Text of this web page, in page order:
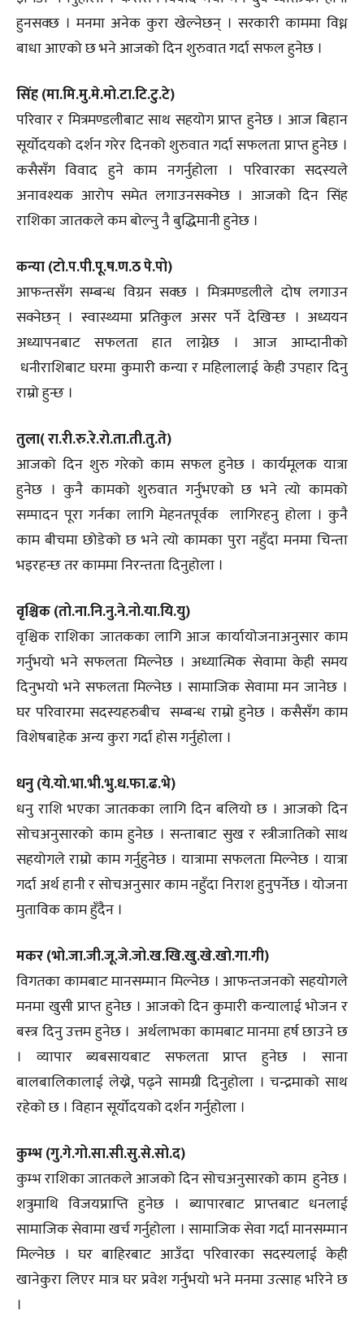
हुनसक्छ । मनमा अनेक कुरा खेल्नेछन् । सरकारी काममा विध्न
बाधा आएको छ भने आजको दिन शुरुवात गर्दा सफल हुनेछ ।
सिंह (मा.मि.मु.मे.मो.टा.टि.टु.टे)
परिवार र मित्रमण्डलीबाट साथ सहयोग प्राप्त हुनेछ । आज बिहान
सूर्योदयको दर्शन गरेर दिनको शुरुवात गर्दा सफलता प्राप्त हुनेछ ।
कसैसँग विवाद हुने काम नगर्नुहोला । परिवारका सदस्यले
अनावश्यक आरोप समेत लगाउनसक्नेछ । आजको दिन सिंह
राशिका जातकले कम बोल्नु नै बुद्धिमानी हुनेछ ।
कन्या (टो.प.पी.पू.ष.ण.ठ पे.पो)
आफन्तसँग सम्बन्ध विग्रन सक्छ । मित्रमण्डलीले दोष लगाउन
सक्नेछन् । स्वास्थ्यमा प्रतिकुल असर पर्ने देखिन्छ । अध्ययन
अध्यापनबाट सफलता हात लाग्नेछ । आज आम्दानीको
धनीराशिबाट घरमा कुमारी कन्या र महिलालाई केही उपहार दिनु
राम्रो हुन्छ ।
तुला( रा.री.रु.रे.रो.ता.ती.तु.ते)
आजको दिन शुरु गरेको काम सफल हुनेछ । कार्यमूलक यात्रा
हुनेछ । कुनै कामको शुरुवात गर्नुभएको छ भने त्यो कामको
सम्पादन पूरा गर्नका लागि मेहनतपूर्वक लागिरहनु होला । कुनै
काम बीचमा छोडेको छ भने त्यो कामका पुरा नहुँदा मनमा चिन्ता
भइरहन्छ तर काममा निरन्तता दिनुहोला ।
वृश्चिक (तो.ना.नि.नु.ने.नो.या.यि.यु)
वृश्चिक राशिका जातकका लागि आज कार्यायोजनाअनुसार काम
गर्नुभयो भने सफलता मिल्नेछ । अध्यात्मिक सेवामा केही समय
दिनुभयो भने सफलता मिल्नेछ । सामाजिक सेवामा मन जानेछ ।
घर परिवारमा सदस्यहरुबीच सम्बन्ध राम्रो हुनेछ । कसैसँग काम
विशेषबाहेक अन्य कुरा गर्दा होस गर्नुहोला ।
धनु (ये.यो.भा.भी.भु.ध.फा.ढ.भे)
धनु राशि भएका जातकका लागि दिन बलियो छ । आजको दिन
सोचअनुसारको काम हुनेछ । सन्ताबाट सुख र स्त्रीजातिको साथ
सहयोगले राम्रो काम गर्नुहुनेछ । यात्रामा सफलता मिल्नेछ । यात्रा
गर्दा अर्थ हानी र सोचअनुसार काम नहुँदा निराश हुनुपर्नेछ । योजना
मुताविक काम हुँदैन ।
मकर (भो.जा.जी.जू.जे.जो.ख.खि.खु.खे.खो.गा.गी)
विगतका कामबाट मानसम्मान मिल्नेछ । आफन्तजनको सहयोगले
मनमा खुसी प्राप्त हुनेछ । आजको दिन कुमारी कन्यालाई भोजन र
बस्त्र दिनु उत्तम हुनेछ । अर्थलाभका कामबाट मानमा हर्ष छाउने छ
। व्यापार ब्यबसायबाट सफलता प्राप्त हुनेछ । साना
बालबालिकालाई लेख्ने, पढ्ने सामग्री दिनुहोला । चन्द्रमाको साथ
रहेको छ । विहान सूर्योदयको दर्शन गर्नुहोला ।
कुम्भ (गु.गे.गो.सा.सी.सु.से.सो.द)
कुम्भ राशिका जातकले आजको दिन सोचअनुसारको काम हुनेछ ।
शत्रुमाथि विजयप्राप्ति हुनेछ । ब्यापारबाट प्राप्तबाट धनलाई
सामाजिक सेवामा खर्च गर्नुहोला । सामाजिक सेवा गर्दा मानसम्मान
मिल्नेछ । घर बाहिरबाट आउँदा परिवारका सदस्यलाई केही
खानेकुरा लिएर मात्र घर प्रवेश गर्नुभयो भने मनमा उत्साह भरिने छ
।